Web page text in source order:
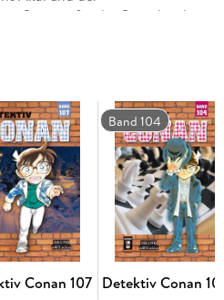
Streiter für die Gerechtigkeit,
kleiner Schwester außerhalb
ordentlich auf die Pelle!
sich auch noch etwas an der
zu tun. . .
Exemplaren eine der
aller Zeiten!
Conan 107
Band 104
Detektiv Conan